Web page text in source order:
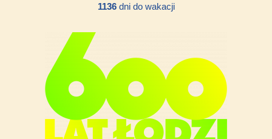
1136dni do wakacji